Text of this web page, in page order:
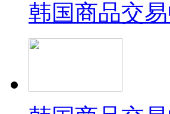
韩国商品交